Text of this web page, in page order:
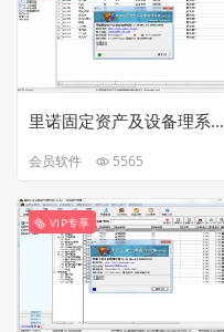
里诺固定资产及设备理系统(单机版)V3.29最新完美破解版
会员软件 5565
VIP专享